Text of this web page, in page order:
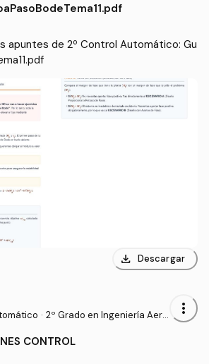
NA)
apuntes de 2º Control Automático: Gu
download Descargar
· 2º Grado en Ingeniería Aero
more_vert
CONTROL